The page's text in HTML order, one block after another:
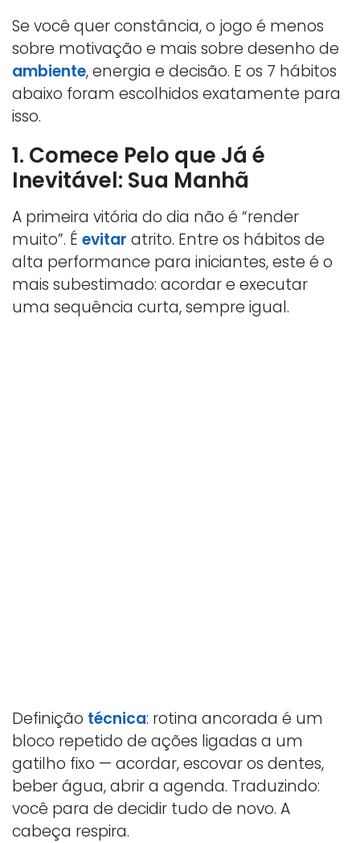
Se você quer constância, o jogo é menos
sobre motivação e mais sobre desenho de
ambiente, energia e decisão. E os 7 hábitos
abaixo foram escolhidos exatamente para
isso.
1. Comece Pelo que Já é
Inevitável: Sua Manhã
A primeira vitória do dia não é “render
muito”. É evitar atrito. Entre os hábitos de
alta performance para iniciantes, este é o
mais subestimado: acordar e executar
uma sequência curta, sempre igual.
Definição técnica: rotina ancorada é um
bloco repetido de ações ligadas a um
gatilho fixo — acordar, escovar os dentes,
beber água, abrir a agenda. Traduzindo:
você para de decidir tudo de novo. A
cabeça respira.